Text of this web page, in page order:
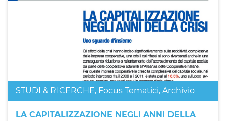
STUDI & RICERCHE, Focus Tematici, Archivio
LA CAPITALIZZAZIONE NEGLI ANNI DELLA